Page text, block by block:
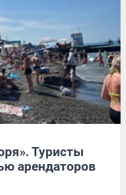
Туристы
арендаторов